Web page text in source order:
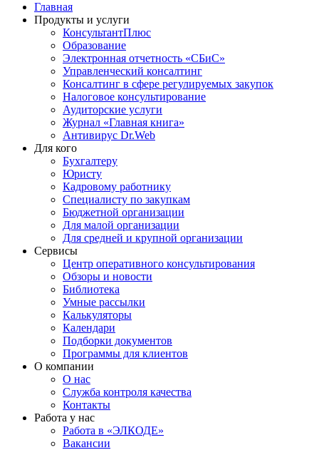
Главная
Продукты и услуги
КонсультантПлюс
Образование
Электронная отчетность «СБиС»
Управленческий консалтинг
Консалтинг в сфере регулируемых закупок
Налоговое консультирование
Аудиторские услуги
Журнал «Главная книга»
Антивирус Dr.Web
Для кого
Бухгалтеру
Юристу
Кадровому работнику
Специалисту по закупкам
Бюджетной организации
Для малой организации
Для средней и крупной организации
Сервисы
Центр оперативного консультирования
Обзоры и новости
Библиотека
Умные рассылки
Калькуляторы
Календари
Подборки документов
Программы для клиентов
О компании
О нас
Служба контроля качества
Контакты
Работа у нас
Работа в «ЭЛКОДЕ»
Вакансии